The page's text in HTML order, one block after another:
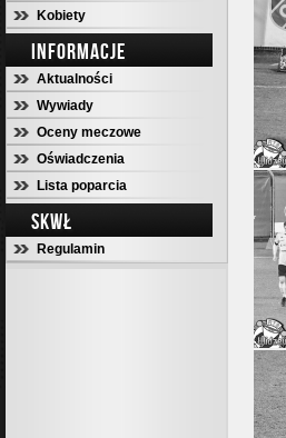
Kobiety
INFORMACJE
Aktualności
Wywiady
Oceny meczowe
Oświadczenia
Lista poparcia
SKWŁ
Regulamin